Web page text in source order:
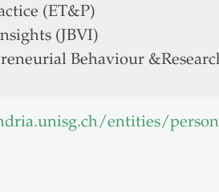
(ET&P)
(JBVI)
Behaviour
entities/